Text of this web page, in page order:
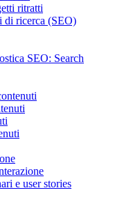
ritratti
di ricerca (SEO)
SEO: Search
e user stories